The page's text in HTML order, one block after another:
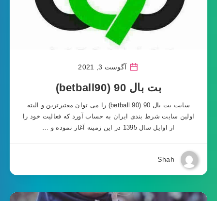
آگوست 3, 2021
بت بال 90 (betball90)
سایت بت بال 90 (betball 90) را می توان معتبرترین و البته
اولین سایت شرط بندی ایران به حساب آورد که فعالیت خود را
از اوایل سال 1395 در این زمینه آغاز نموده و …
Shah